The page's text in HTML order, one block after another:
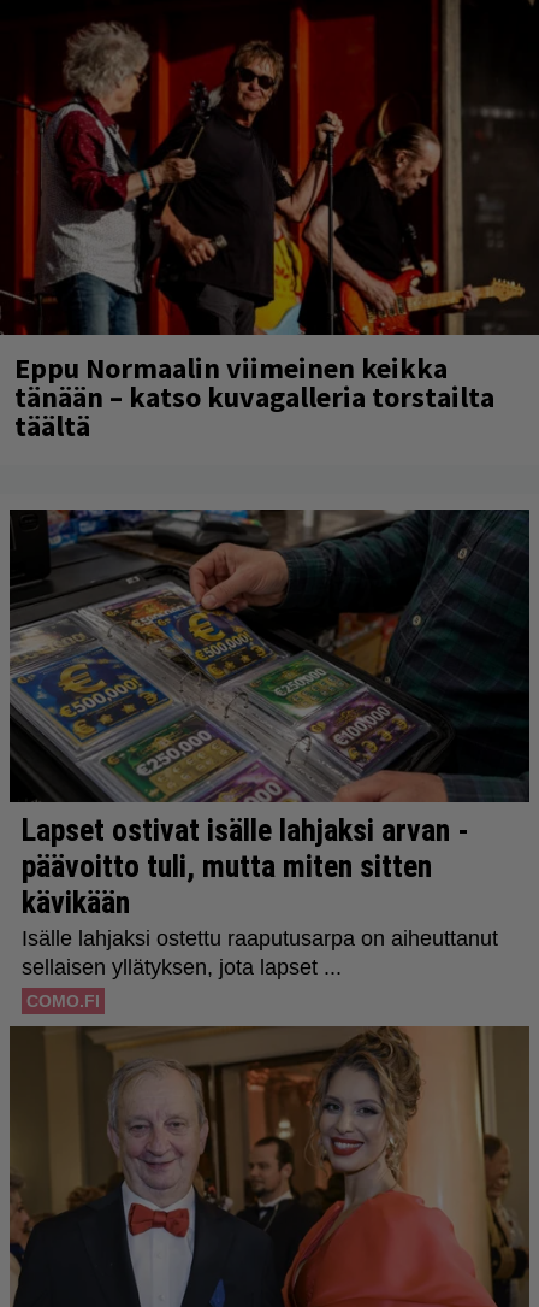
Eppu Normaalin viimeinen keikka
tänään – katso kuvagalleria torstailta
täältä